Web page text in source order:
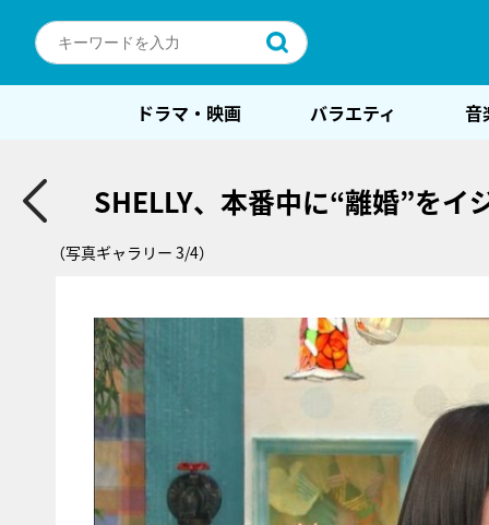
ドラマ・映画 バラエティ 音
SHELLY、本番中に“離婚”を
（写真ギャラリー 3/4）